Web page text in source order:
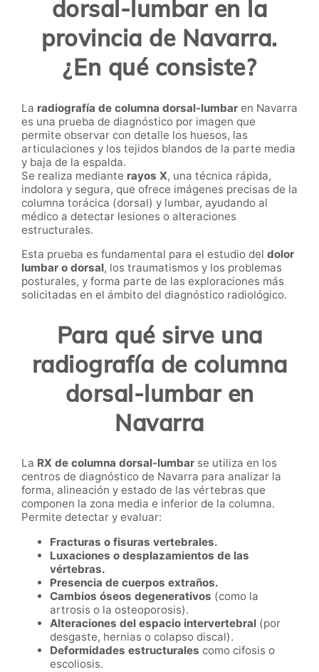
dorsal-lumbar en la
provincia de Navarra.
¿En qué consiste?
La radiografía de columna dorsal-lumbar en Navarra
es una prueba de diagnóstico por imagen que
permite observar con detalle los huesos, las
articulaciones y los tejidos blandos de la parte media
y baja de la espalda.
Se realiza mediante rayos X, una técnica rápida,
indolora y segura, que ofrece imágenes precisas de la
columna torácica (dorsal) y lumbar, ayudando al
médico a detectar lesiones o alteraciones
estructurales.
Esta prueba es fundamental para el estudio del dolor
lumbar o dorsal, los traumatismos y los problemas
posturales, y forma parte de las exploraciones más
solicitadas en el ámbito del diagnóstico radiológico.
Para qué sirve una
radiografía de columna
dorsal-lumbar en
Navarra
La RX de columna dorsal-lumbar se utiliza en los
centros de diagnóstico de Navarra para analizar la
forma, alineación y estado de las vértebras que
componen la zona media e inferior de la columna.
Permite detectar y evaluar:
Fracturas o fisuras vertebrales.
Luxaciones o desplazamientos de las
vértebras.
Presencia de cuerpos extraños.
Cambios óseos degenerativos (como la
artrosis o la osteoporosis).
Alteraciones del espacio intervertebral (por
desgaste, hernias o colapso discal).
Deformidades estructurales como cifosis o
escoliosis.